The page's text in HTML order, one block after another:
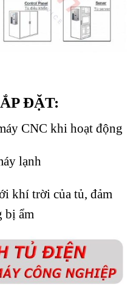
ĐẶT:
CNC khi hoạt động
lạnh
khí trời của tủ, đảm
bị ẩm